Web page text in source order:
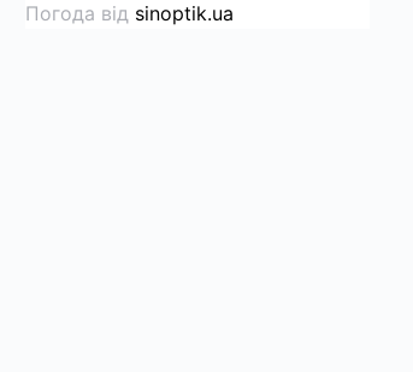
Погода від sinoptik.ua